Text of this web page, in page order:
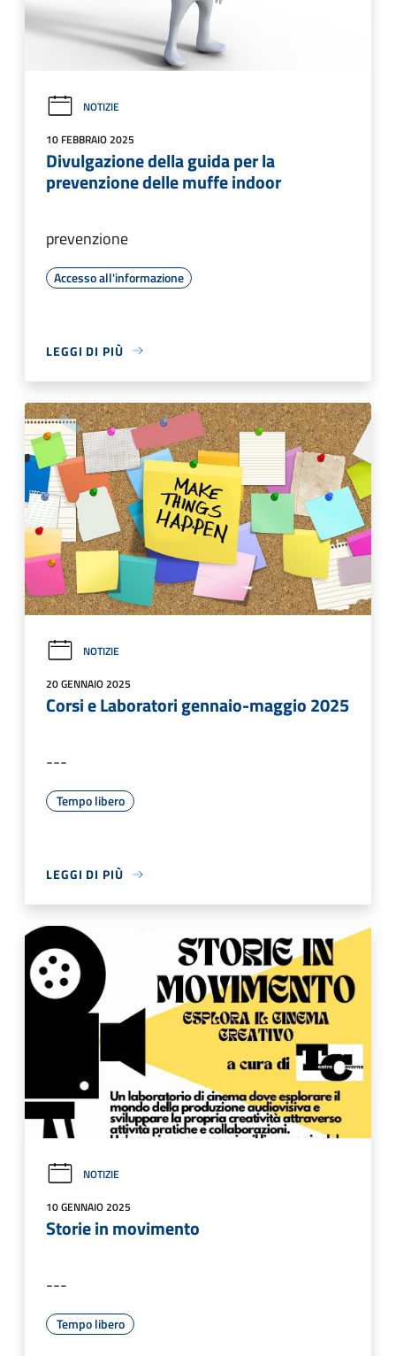
NOTIZIE
10 FEBBRAIO 2025
Divulgazione della guida per la
prevenzione delle muffe indoor
prevenzione
Accesso all'informazione
LEGGI DI PIÙ
NOTIZIE
20 GENNAIO 2025
Corsi e Laboratori gennaio-maggio 2025
---
Tempo libero
LEGGI DI PIÙ
NOTIZIE
10 GENNAIO 2025
Storie in movimento
---
Tempo libero